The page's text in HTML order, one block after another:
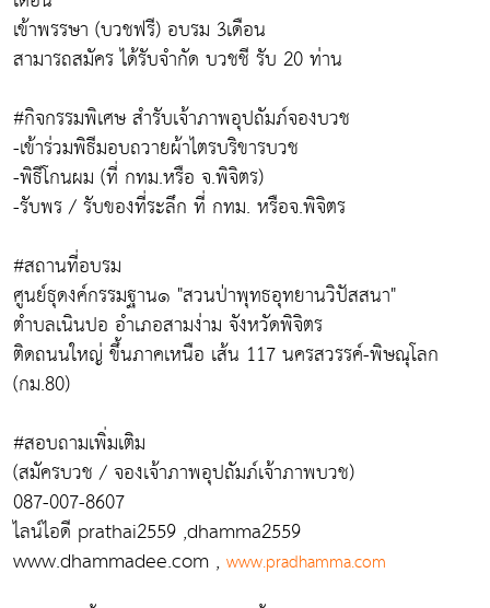
เข้าพรรษา (บวชฟรี) อบรม 3เดือน
สามารถสมัคร ได้รับจำกัด บวชชี รับ 20 ท่าน
#กิจกรรมพิเศษ สำรับเจ้าภาพอุปถัมภ์จองบวช
-เข้าร่วมพิธีมอบถวายผ้าไตรบริขารบวช
-พิธีโกนผม (ที่ กทม.หรือ จ.พิจิตร)
-รับพร / รับของที่ระลึก ที่ กทม. หรือจ.พิจิตร
#สถานที่อบรม
ศูนย์ธุดงค์กรรมฐาน๑ "สวนป่าพุทธอุทยานวิปัสสนา"
ตำบลเนินปอ อำเภอสามง่าม จังหวัดพิจิตร
ติดถนนใหญ่ ขึ้นภาคเหนือ เส้น 117 นครสวรรค์-พิษณุโลก
(กม.80)
#สอบถามเพิ่มเติม
(สมัครบวช / จองเจ้าภาพอุปถัมภ์เจ้าภาพบวช)
087-007-8607
ไลน์ไอดี prathai2559 ,dhamma2559
www.dhammadee.com , www.pradhamma.com